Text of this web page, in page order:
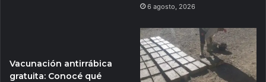
6 agosto, 2026
Vacunación antirrábica
gratuita: Conocé qué